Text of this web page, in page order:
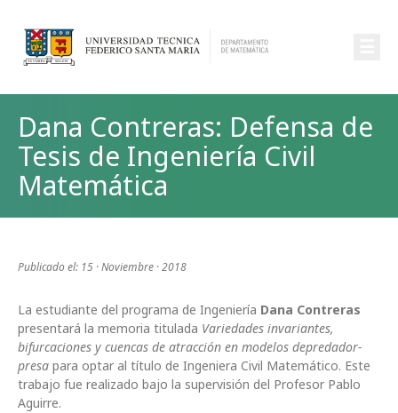
Dana Contreras: Defensa de
Tesis de Ingeniería Civil
Matemática
Publicado el: 15 · Noviembre · 2018
La estudiante del programa de Ingeniería Dana Contreras
presentará la memoria titulada Variedades invariantes,
bifurcaciones y cuencas de atracción en modelos depredador-
presa para optar al título de Ingeniera Civil Matemático. Este
trabajo fue realizado bajo la supervisión del Profesor Pablo
Aguirre.